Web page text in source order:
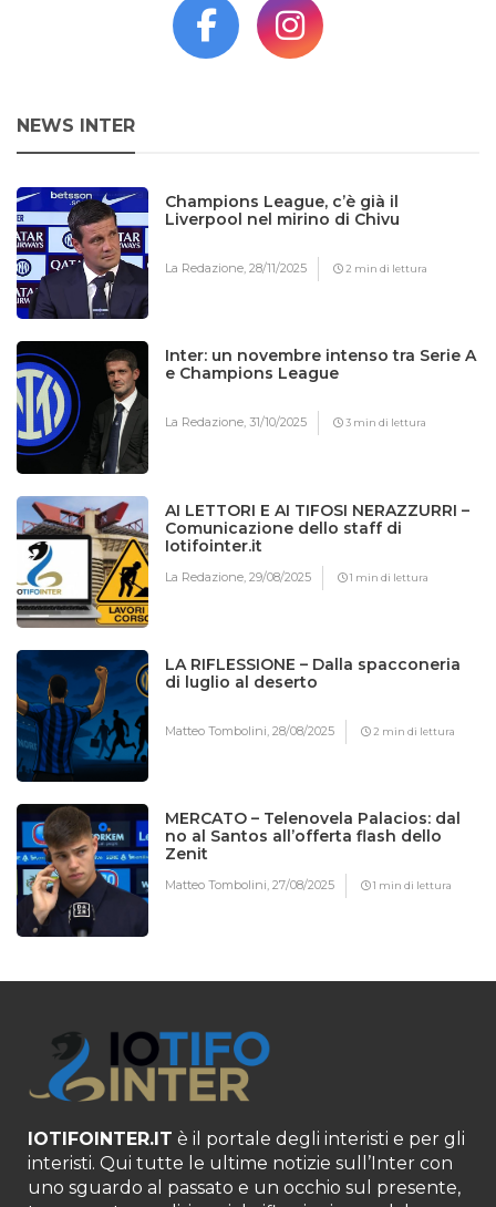
NEWS INTER
Champions League, c’è già il
Liverpool nel mirino di Chivu
La Redazione,28/11/2025 2 min di lettura
Inter: un novembre intenso tra Serie A
e Champions League
La Redazione,31/10/2025 3 min di lettura
AI LETTORI E AI TIFOSI NERAZZURRI –
Comunicazione dello staff di
Iotifointer.it
La Redazione,29/08/2025 1 min di lettura
LA RIFLESSIONE – Dalla spacconeria
di luglio al deserto
Matteo Tombolini,28/08/2025 2 min di lettura
MERCATO – Telenovela Palacios: dal
no al Santos all’offerta flash dello
Zenit
Matteo Tombolini,27/08/2025 1 min di lettura
IOTIFOINTER.IT è il portale degli interisti e per gli
interisti. Qui tutte le ultime notizie sull’Inter con
uno sguardo al passato e un occhio sul presente,